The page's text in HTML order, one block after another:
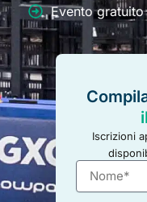
Evento
Iscrizioni
N